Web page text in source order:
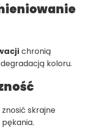
chronią
koloru.
skrajne